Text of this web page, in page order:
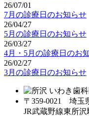
26/07/01
7月の診療日のお知らせ
26/04/27
5月の診療日のお知らせ
26/03/27
4月・5月の診療日のお
26/02/27
3月の診療日のお知らせ
〒359-0021 埼玉
JR武蔵野線東所